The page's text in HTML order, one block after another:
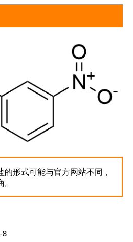
形式可能与官方网站不同，